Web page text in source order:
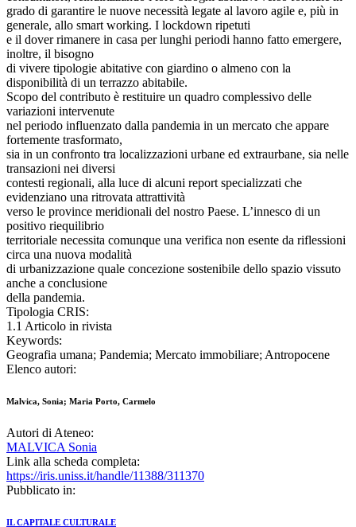
grado di garantire le nuove necessità legate al lavoro agile e, più in
generale, allo smart working. I lockdown ripetuti
e il dover rimanere in casa per lunghi periodi hanno fatto emergere,
inoltre, il bisogno
di vivere tipologie abitative con giardino o almeno con la
disponibilità di un terrazzo abitabile.
Scopo del contributo è restituire un quadro complessivo delle
variazioni intervenute
nel periodo influenzato dalla pandemia in un mercato che appare
fortemente trasformato,
sia in un confronto tra localizzazioni urbane ed extraurbane, sia nelle
transazioni nei diversi
contesti regionali, alla luce di alcuni report specializzati che
evidenziano una ritrovata attrattività
verso le province meridionali del nostro Paese. L’innesco di un
positivo riequilibrio
territoriale necessita comunque una verifica non esente da riflessioni
circa una nuova modalità
di urbanizzazione quale concezione sostenibile dello spazio vissuto
anche a conclusione
della pandemia.
Tipologia CRIS:
1.1 Articolo in rivista
Keywords:
Geografia umana; Pandemia; Mercato immobiliare; Antropocene
Elenco autori:
Malvica, Sonia; Maria Porto, Carmelo
Autori di Ateneo:
MALVICA Sonia
Link alla scheda completa:
https://iris.uniss.it/handle/11388/311370
Pubblicato in:
IL CAPITALE CULTURALE